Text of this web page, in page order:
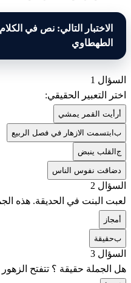
الاختبار التالي: نص في
الطهطاوي
السؤال 1
اختر التعبير الحقيقي:
رأيت القمر يمشي
بابتسمت الازهار في فصل الربيع
جالقلب ينبض
ضاقت نفوس الناس
السؤال 2
لعبت البنت في الحديقة. هذه
مجاز
بحقيقة
السؤال 3
هل الجملة حقيقة ؟ تتفتح الزهور